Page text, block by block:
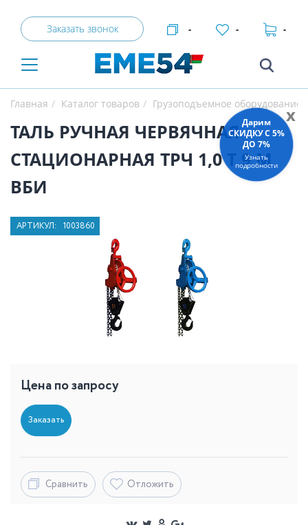
Заказать звонок - - -
Главная Каталог товаров Грузоподъемное оборудование
ТАЛЬ РУЧНАЯ ЧЕРВЯЧНАЯ
СТАЦИОНАРНАЯ ТРЧ 1,0 Т 9 М
ВБИ
АРТИКУЛ: 1003860
Цена по запросу
Заказать
Сравнить Отложить
x
Дарим
СКИДКУ C 5%
ДО 7%
Узнать
подробности